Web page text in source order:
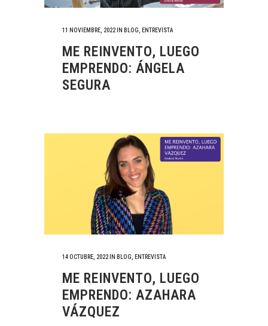
11 NOVIEMBRE, 2022 IN BLOG ENTREVISTA
ME REINVENTO, LUEGO
EMPRENDO: ÁNGELA
SEGURA
14 OCTUBRE, 2022 IN BLOG ENTREVISTA
ME REINVENTO, LUEGO
EMPRENDO: AZAHARA
VÁZQUEZ